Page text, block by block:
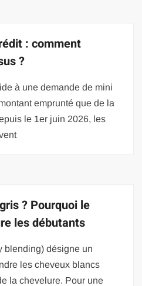
: comment
?
à une demande de mini
emprunté que de la
le 1er juin 2026, les
? Pourquoi le
les débutants
blending) désigne un
les cheveux blancs
la chevelure. Pour une